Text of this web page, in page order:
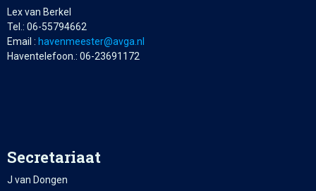
Lex van Berkel
Tel.: 06-55794662
Email : retseemnevah@avga.nl
Haventelefoon.: 06-23691172
Secretariaat
J van Dongen